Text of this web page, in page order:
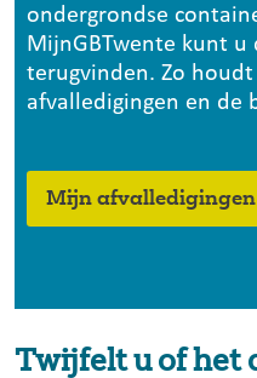
ondergrondse
MijnGBTwente kunt u
terugvinden. Zo
afvalledigingen en de
Mijn
Twijfelt u of het